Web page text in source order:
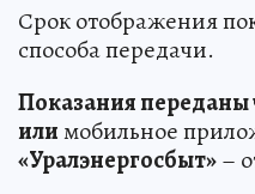
Срок отображения
способа передачи.
Показания переданы
илимобильное
«Уралэнергосбыт»–